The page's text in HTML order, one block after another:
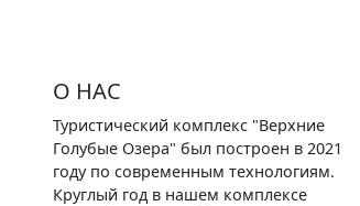
О НАС
Туристический комплекс "Верхние
Голубые Озера" был построен в 2021
году по современным технологиям.
Круглый год в нашем комплексе